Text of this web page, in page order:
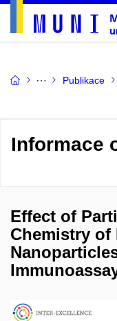
Publikace
Informace
Effect of
Chemistry of